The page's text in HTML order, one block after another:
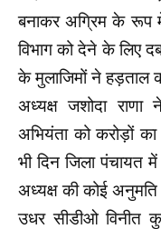
बनाकर अग्रिम के रूप
विभाग को देने के लिए
के मुलाजिमों ने हड़ताल
अध्यक्ष जशोदा
अभियंता को करोड़ों
भी दिन जिला पंचायत
अध्यक्ष की कोई अनुमति
उधर सीडीओ विनीत